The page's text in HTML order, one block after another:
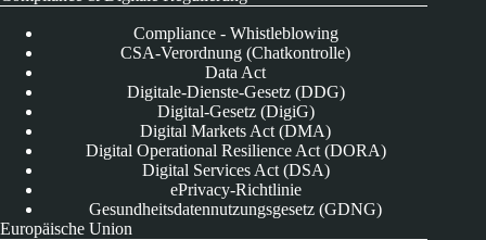
Compliance - Whistleblowing
CSA-Verordnung (Chatkontrolle)
Data Act
Digitale-Dienste-Gesetz (DDG)
Digital-Gesetz (DigiG)
Digital Markets Act (DMA)
Digital Operational Resilience Act (DORA)
Digital Services Act (DSA)
ePrivacy-Richtlinie
Gesundheitsdatennutzungsgesetz (GDNG)
Europäische Union